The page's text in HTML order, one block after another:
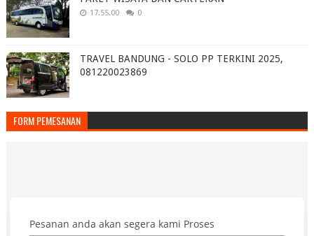
17.55.00 0
TRAVEL BANDUNG - SOLO PP TERKINI 2025,
081220023869
FORM PEMESANAN